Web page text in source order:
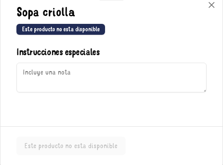
consumo.
Porciones
Política de Cookies
Haga clic en Aceptar para permitir que Justo use cookies a fin
eficiencia en otras apps y sitios web, incluidas las redes
Sopa criolla
Este producto no esta disponible
Instrucciones especiales
Este producto no esta disponible